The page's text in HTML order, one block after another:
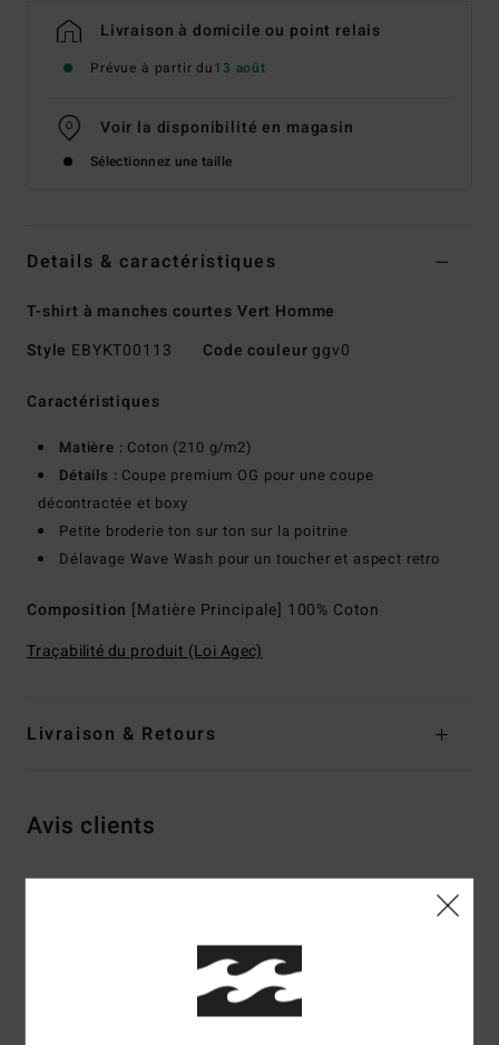
Livraison à domicile ou point relais
Prévue à partir du13 août
Voir la disponibilité en magasin
Sélectionnez une taille
Details & caractéristiques
T-shirt à manches courtes Vert Homme
Style EBYKT00113 Code couleur ggv0
Caractéristiques
Matière : Coton (210 g/m2)
Détails : Coupe premium OG pour une coupe
décontractée et boxy
Petite broderie ton sur ton sur la poitrine
Délavage Wave Wash pour un toucher et aspect retro
Composition [Matière Principale] 100% Coton
Traçabilité du produit (Loi Agec)
Livraison & Retours
Avis clients
5.0/5